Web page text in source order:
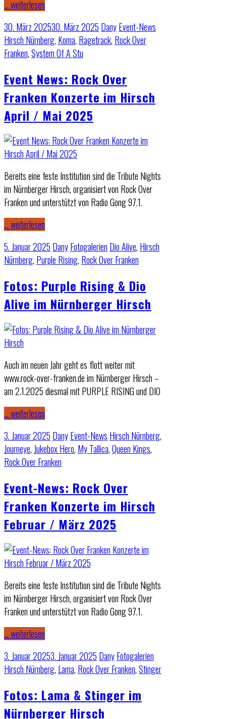
… weiterlesen
30. März 202530. März 2025 DanyEvent-News
Hirsch Nürnberg, Koma, Ragetrack, Rock Over
Franken,System Of A Stu
Event News: Rock Over
Franken Konzerte im Hirsch
April / Mai 2025
Bereits eine feste Institution sind die Tribute Nights
im Nürnberger Hirsch, organisiert von Rock Over
Franken und unterstützt von Radio Gong 97.1.
… weiterlesen
5. Januar 2025 DanyFotogalerien Dio Alive, Hirsch
Nürnberg, Purple Rising, Rock Over Franken
Fotos: Purple Rising & Dio
Alive im Nürnberger Hirsch
Auch im neuen Jahr geht es flott weiter mit
www.rock-over-franken.de im Nürnberger Hirsch –
am 2.1.2025 diesmal mit PURPLE RISING und DIO
… weiterlesen
3. Januar 2025 DanyEvent-News Hirsch Nürnberg,
Journeye, Jukebox Hero, My Tallica,Queen Kings,
Rock Over Franken
Event-News: Rock Over
Franken Konzerte im Hirsch
Februar / März 2025
Bereits eine feste Institution sind die Tribute Nights
im Nürnberger Hirsch, organisiert von Rock Over
Franken und unterstützt von Radio Gong 97.1.
… weiterlesen
3. Januar 20253. Januar 2025 DanyFotogalerien
Hirsch Nürnberg, Lama, Rock Over Franken,Stinger
Fotos: Lama & Stinger im
Nürnberger Hirsch